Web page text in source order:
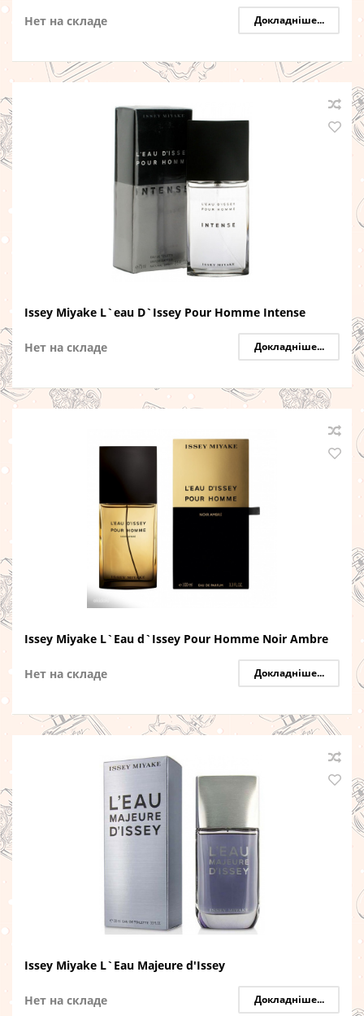
Нет на складе Докладніше...
Issey Miyake L`eau D`Issey Pour Homme Intense
Нет на складе Докладніше...
Issey Miyake L`Eau d`Issey Pour Homme Noir Ambre
Нет на складе Докладніше...
Issey Miyake L`Eau Majeure d'Issey
Нет на складе Докладніше...